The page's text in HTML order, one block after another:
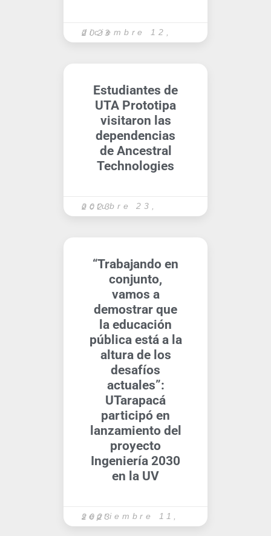
diciembre 12, 2023
Estudiantes de
UTA Prototipa
visitaron las
dependencias
de Ancestral
Technologies
octubre 23, 2023
“Trabajando en
conjunto,
vamos a
demostrar que
la educación
pública está a la
altura de los
desafíos
actuales”:
UTarapacá
participó en
lanzamiento del
proyecto
Ingeniería 2030
en la UV
septiembre 11, 2023